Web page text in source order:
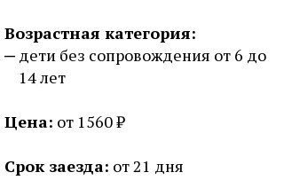
Возрастная категория:
дети без сопровождения от 6 до
14 лет
Цена: от 1560 ₽
Срок заезда: от 21 дня